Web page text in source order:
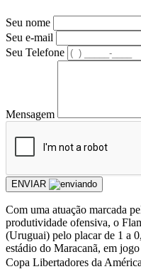
Seu nome
Seu e-mail
Seu Telefone
Mensagem
ENVIAR
Com uma atuação marcada
produtividade ofensiva, o
(Uruguai) pelo placar de 1 a
estádio do Maracanã, em
Copa Libertadores da